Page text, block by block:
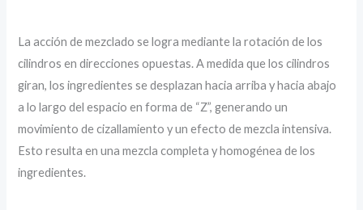
La acción de mezclado se logra mediante la rotación de los
cilindros en direcciones opuestas. A medida que los cilindros
giran, los ingredientes se desplazan hacia arriba y hacia abajo
a lo largo del espacio en forma de “Z”, generando un
movimiento de cizallamiento y un efecto de mezcla intensiva.
Esto resulta en una mezcla completa y homogénea de los
ingredientes.